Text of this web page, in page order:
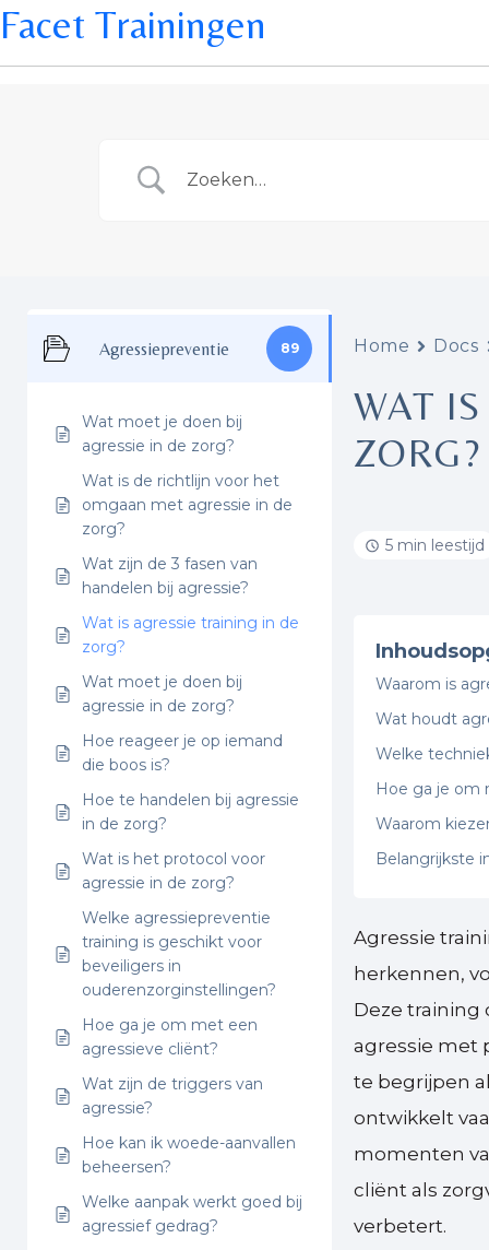
Facet Trainingen
Agressiepreventie 89
Wat moet je doen bij
agressie in de zorg?
Wat is de richtlijn voor het
omgaan met agressie in de
zorg?
Wat zijn de 3 fasen van
handelen bij agressie?
Wat is agressie training in de
zorg?
Wat moet je doen bij
agressie in de zorg?
Hoe reageer je op iemand
die boos is?
Hoe te handelen bij agressie
in de zorg?
Wat is het protocol voor
agressie in de zorg?
Welke agressiepreventie
training is geschikt voor
beveiligers in
ouderenzorginstellingen?
Hoe ga je om met een
agressieve cliënt?
Wat zijn de triggers van
agressie?
Hoe kan ik woede-aanvallen
beheersen?
Welke aanpak werkt goed bij
agressief gedrag?
Home Docs
WAT
ZORG?
5 min leestijd
Waarom is
Wat houdt
Welke
Hoe ga je om
Waarom
Belangrijkste
Agressie
herkennen,
Deze training
agressie met
te begrijpen
ontwikkelt
momenten
cliënt als
verbetert.